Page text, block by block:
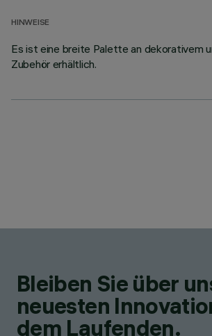
HINWEISE
Es ist eine breite Palette an dekorativem
Zubehör erhältlich.
Bleiben Sie über
neuesten
dem Laufenden.